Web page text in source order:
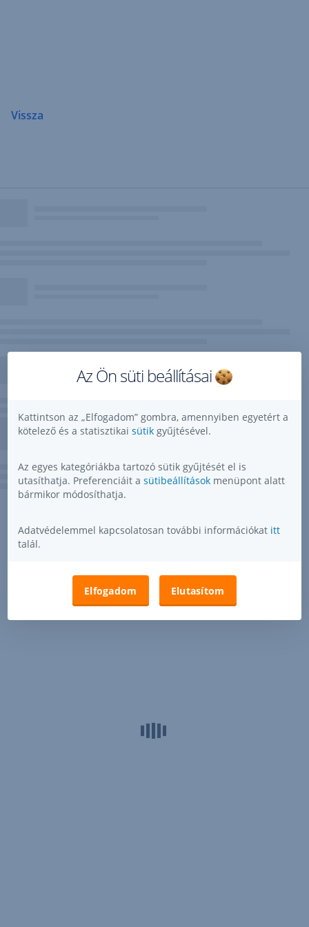
Vissza
Az Ön süti beállításai
Kattintson az „Elfogadom” gombra, amennyiben egyetért a
kötelező és a statisztikai sütik gyűjtésével.
Az egyes kategóriákba tartozó sütik gyűjtését el is
utasíthatja. Preferenciáit a sütibeállítások menüpont alatt
bármikor módosíthatja.
Adatvédelemmel kapcsolatosan további információkat itt
talál.
Elfogadom Elutasítom